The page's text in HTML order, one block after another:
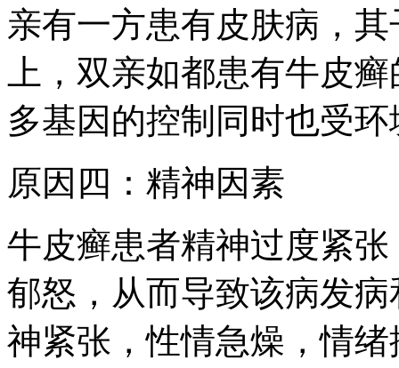
亲有一方患有皮肤病，
上，双亲如都患有牛皮
多基因的控制同时也受
原因四：精神因素
牛皮癣患者精神过度紧
郁怒，从而导致该病发
神紧张，性情急燥，情